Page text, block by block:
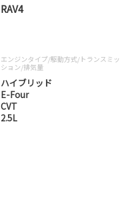
RAV4
エンジンタイプ/駆動方式/トランスミッ
ション/排気量
ハイブリッド
E-Four
CVT
2.5L